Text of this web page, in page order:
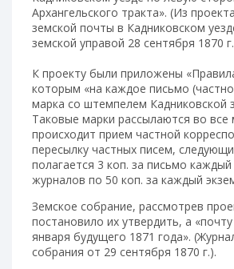
Архангельского тракта». (Из
земской почты в Кадниковском
земской управой 28 сентября 1870
К проекту были приложены
которым «на каждое письмо
марка со штемпелем Кадниковской
Таковые марки рассылаются во все
происходит прием частной
пересылку частных писем,
полагается 3 коп. за письмо каждый
журналов по 50 коп. за каждый
Земское собрание, рассмотрев
постановило их утвердить, а
января будущего 1871 года».
собрания от 29 сентября 1870 г.).